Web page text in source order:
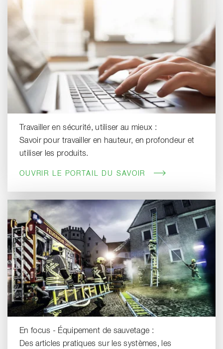
Travailler en sécurité, utiliser au mieux :
Savoir pour travailler en hauteur, en profondeur et
utiliser les produits.
OUVRIR LE PORTAIL DU SAVOIR
En focus - Équipement de sauvetage :
Des articles pratiques sur les systèmes, les